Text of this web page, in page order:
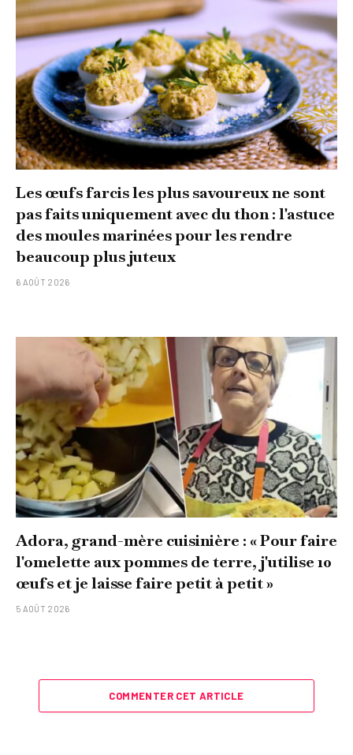
Les œufs farcis les plus savoureux ne sont
pas faits uniquement avec du thon : l'astuce
des moules marinées pour les rendre
beaucoup plus juteux
6 AOÛT 2026
Adora, grand-mère cuisinière : « Pour faire
l'omelette aux pommes de terre, j'utilise 10
œufs et je laisse faire petit à petit »
5 AOÛT 2026
COMMENTER CET ARTICLE